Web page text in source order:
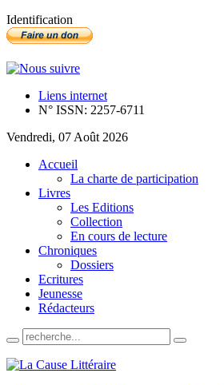
Identification
Liens internet
N° ISSN: 2257-6711
Vendredi, 07 Août 2026
Accueil
La charte de participation
Livres
Les Editions
Collection
En cours de lecture
Chroniques
Dossiers
Ecritures
Jeunesse
Rédacteurs